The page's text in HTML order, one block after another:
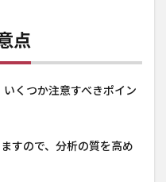
点
くつか注意すべきポイン
すので、分析の質を高め